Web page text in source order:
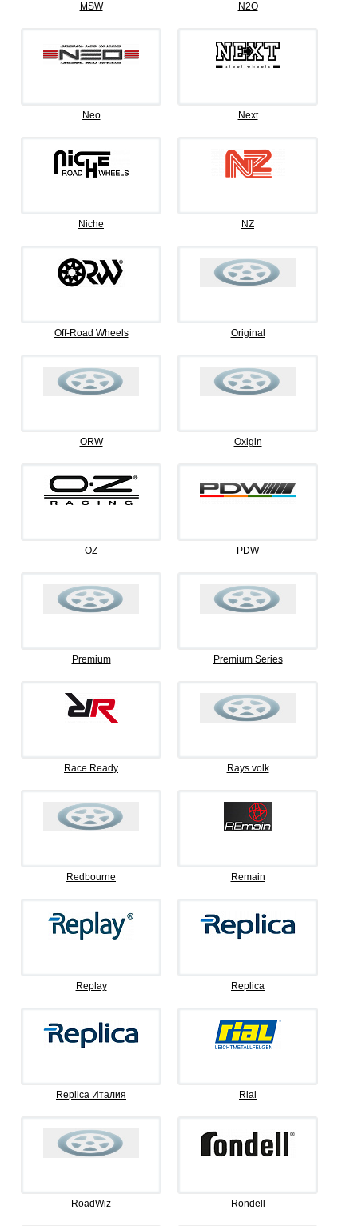
MSW N2O
Neo Next
Niche NZ
Off-Road Wheels Original
ORW Oxigin
OZ PDW
Premium Premium Series
Race Ready Rays volk
Redbourne Remain
Replay Replica
Replica Италия Rial
RoadWiz Rondell